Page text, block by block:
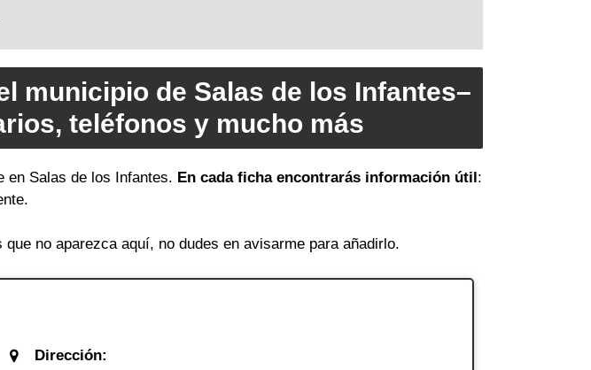
municipio de Salas de los Infantes–
teléfonos y mucho más
en Salas de los Infantes. En cada ficha encontrarás información útil:
no aparezca aquí, no dudes en avisarme para añadirlo.
Dirección: